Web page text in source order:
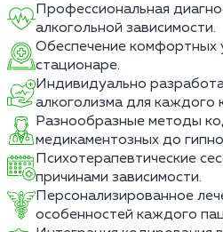
Профессиональная
алкогольной зависимости.
Обеспечение комфортных
стационаре.
Индивидуально
алкоголизма для каждого
Разнообразные методы
медикаментозных до
Психотерапевтические
причинами зависимости.
Персонализированное
особенностей каждого